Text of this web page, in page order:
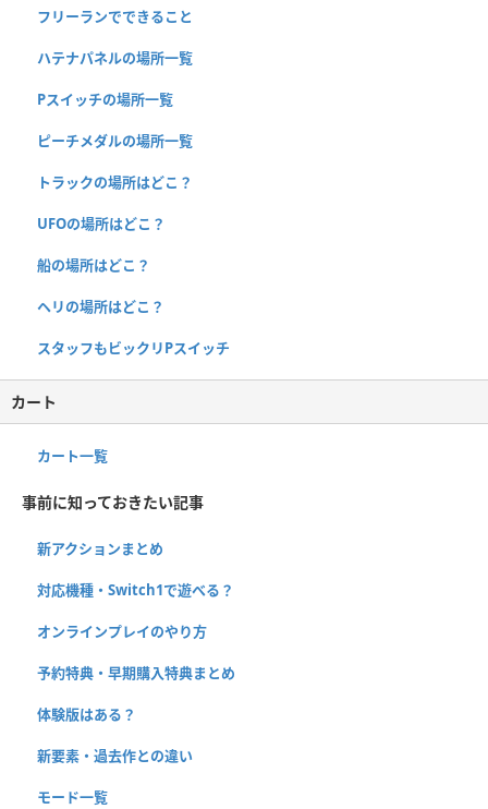
フリーランでできること
ハテナパネルの場所一覧
Pスイッチの場所一覧
ピーチメダルの場所一覧
トラックの場所はどこ？
UFOの場所はどこ？
船の場所はどこ？
ヘリの場所はどこ？
スタッフもビックリPスイッチ
カート
カート一覧
事前に知っておきたい記事
新アクションまとめ
対応機種・Switch1で遊べる？
オンラインプレイのやり方
予約特典・早期購入特典まとめ
体験版はある？
新要素・過去作との違い
モード一覧